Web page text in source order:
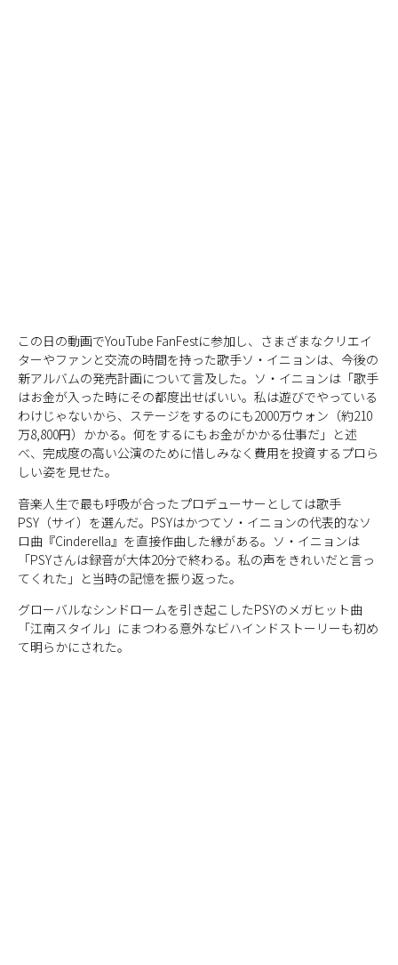
この日の動画でYouTube FanFestに参加し、さまざまなクリエイ
ターやファンと交流の時間を持った歌手ソ・イニョンは、今後の
新アルバムの発売計画について言及した。ソ・イニョンは「歌手
はお金が入った時にその都度出せばいい。私は遊びでやっている
わけじゃないから、ステージをするのにも2000万ウォン（約210
万8,800円）かかる。何をするにもお金がかかる仕事だ」と述
べ、完成度の高い公演のために惜しみなく費用を投資するプロら
しい姿を見せた。
音楽人生で最も呼吸が合ったプロデューサーとしては歌手
PSY（サイ）を選んだ。PSYはかつてソ・イニョンの代表的なソ
ロ曲『Cinderella』を直接作曲した縁がある。ソ・イニョンは
「PSYさんは録音が大体20分で終わる。私の声をきれいだと言っ
てくれた」と当時の記憶を振り返った。
グローバルなシンドロームを引き起こしたPSYのメガヒット曲
「江南スタイル」にまつわる意外なビハインドストーリーも初め
て明らかにされた。